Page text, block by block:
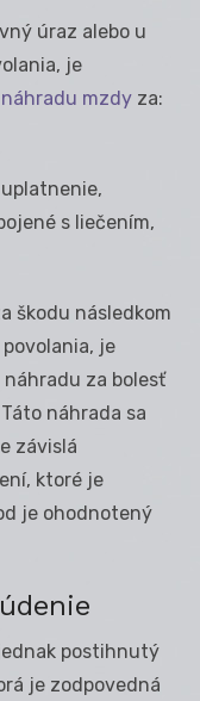
úraz alebo u
je
mzdy za:
s liečením,
škodu následkom
je
za bolesť
náhrada sa
závislá
ktoré je
je ohodnotený
postihnutý
je zodpovedná